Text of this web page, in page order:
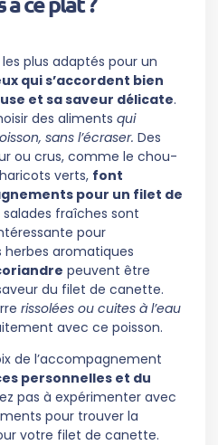
plus adaptés pour un
qui s’accordent bien
et sa saveur délicate.
des aliments qui
sans l’écraser. Des
ou crus, comme le chou-
verts, font
pour un filet de
salades fraîches sont
pour
aromatiques
peuvent être
du filet de canette.
rissolées ou cuites à l’eau
avec ce poisson.
de l’accompagnement
personnelles et du
pas à expérimenter avec
pour trouver la
votre filet de canette.